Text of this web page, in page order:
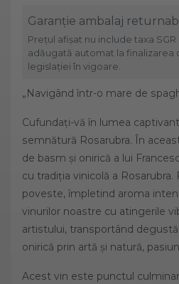
Garanție ambalaj
Prețul afișat nu include taxa SGR
adăugată automat la finalizarea
legislației în vigoare.
„Navigând într-o mare de
Cufundați-vă în lumea
semnătură Rosarubra. În
de basm și onirică a lui
cu tradiția vinicolă a
poveste, împletind aroma
vinurilor noastre cu atingerile
artistului, transportând
onirică prin artă și natură,
Acest vin este punctul